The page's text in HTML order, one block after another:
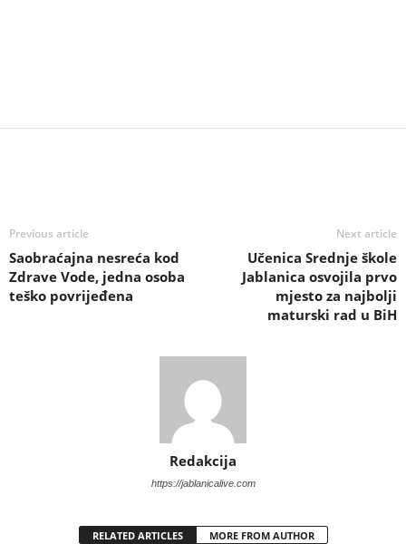
Previous article
Saobraćajna nesreća kod
Zdrave Vode, jedna osoba
teško povrijeđena
Next article
Učenica Srednje škole
Jablanica osvojila prvo
mjesto za najbolji
maturski rad u BiH
Redakcija
https://jablanicalive.com
RELATED ARTICLES MORE FROM AUTHOR